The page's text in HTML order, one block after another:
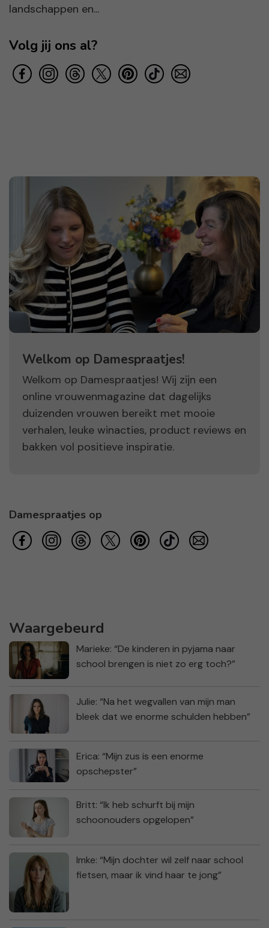
landschappen en...
Volg jij ons al?
Welkom op Damespraatjes!
Welkom op Damespraatjes! Wij zijn een
online vrouwenmagazine dat dagelijks
duizenden vrouwen bereikt met mooie
verhalen, leuke winacties, product reviews en
bakken vol positieve inspiratie.
Damespraatjes op
Waargebeurd
Marieke: “De kinderen in pyjama naar
school brengen is niet zo erg toch?”
Julie: “Na het wegvallen van mijn man
bleek dat we enorme schulden hebben”
Erica: “Mijn zus is een enorme
opschepster”
Britt: “Ik heb schurft bij mijn
schoonouders opgelopen”
Imke: “Mijn dochter wil zelf naar school
fietsen, maar ik vind haar te jong”